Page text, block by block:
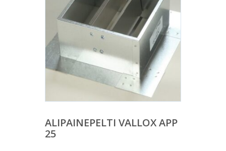
ALIPAINEPELTI VALLOX APP
25